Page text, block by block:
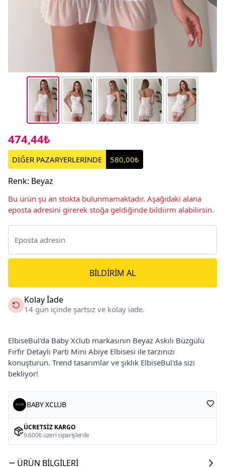
474,44₺
DİĞER PAZARYERLERİNDE 580,00₺
Renk: Beyaz
Bu ürün şu an stokta bulunmamaktadır. Aşağıdaki alana
eposta adresini girerek stoğa geldiğinde bildiirm alabilirsin.
BILDIRIM AL
Kolay İade
14 gün içinde şartsız ve kolay iade.
ElbiseBul'da Baby Xclub markasının Beyaz Askılı Büzgülü
Fırfır Detaylı Parti Mini Abiye Elbisesi ile tarzınızı
konuşturun. Trend tasarımlar ve şıklık ElbiseBul'da sizi
bekliyor!
BABY XCLUB
ÜCRETSIZ KARGO
9.600₺ üzeri siparişlerde
ÜRÜN BILGILERI